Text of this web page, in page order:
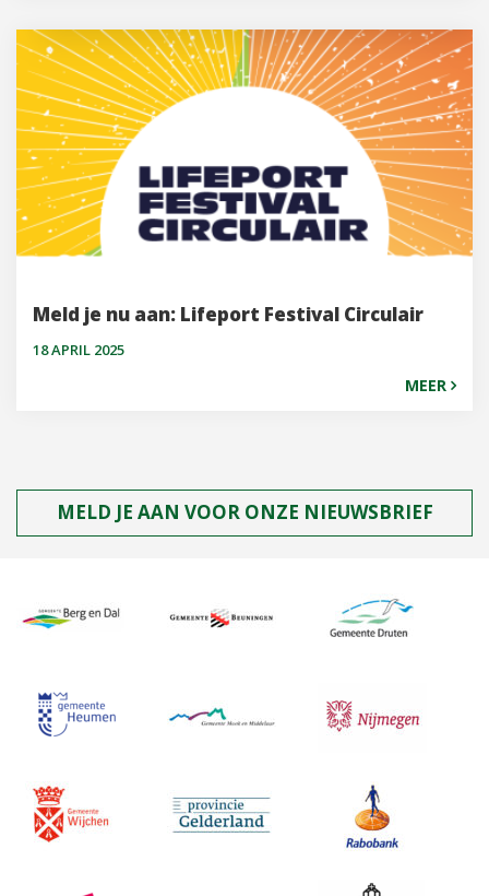
Meld je nu aan: Lifeport Festival Circulair
18 APRIL 2025
MEER
MELD JE AAN VOOR ONZE NIEUWSBRIEF